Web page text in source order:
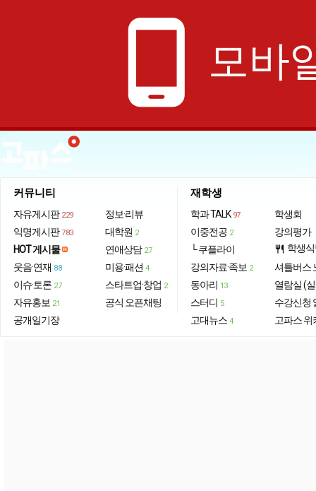
phone_android 모바
커뮤니티
자유게시판 229
익명게시판 783
HOT 게시물
웃음·연재 88
이슈·토론 27
자유홍보 21
공개일기장
정보·리뷰
대학원 2
연애상담 27
미용·패션 4
스타트업·창업 2
공식 오픈채팅
재학생
학과 TALK 97
이중전공 2
└ 쿠플라이
강의자료·족보 2
동아리 13
스터디 5
고대뉴스 4
학생회
강의평가
restaurant 학생
셔틀버스
열람실 (
수강신청
고파스 위